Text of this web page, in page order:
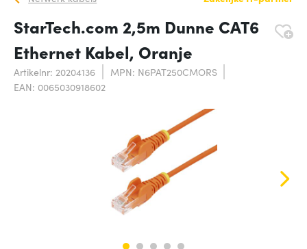
StarTech.com 2,5m Dunne CAT6
Ethernet Kabel, Oranje
Artikelnr: 20204136
MPN: N6PAT250CMORS
EAN: 0065030918602